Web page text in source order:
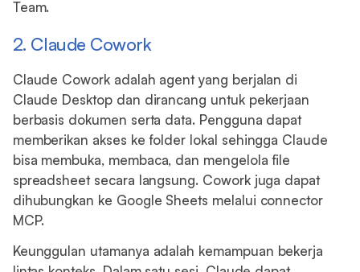
Team.
2. Claude Cowork
Claude Cowork adalah agent yang berjalan di
Claude Desktop dan dirancang untuk pekerjaan
berbasis dokumen serta data. Pengguna dapat
memberikan akses ke folder lokal sehingga Claude
bisa membuka, membaca, dan mengelola file
spreadsheet secara langsung. Cowork juga dapat
dihubungkan ke Google Sheets melalui connector
MCP.
Keunggulan utamanya adalah kemampuan bekerja